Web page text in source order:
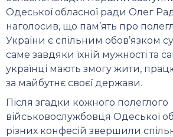
Одеської обласної ради Олег
наголосив, що пам’ять про
України є спільним обов’язком
саме завдяки їхній мужності та
українці мають змогу жити,
за майбутнє своєї держави.
Після згадки кожного полеглого
військовослужбовця Одеської
різних конфесій звершили